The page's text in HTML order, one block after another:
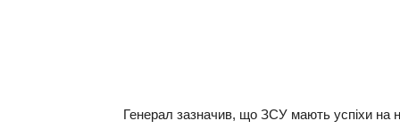
Генерал зазначив, що ЗСУ мають успіхи на